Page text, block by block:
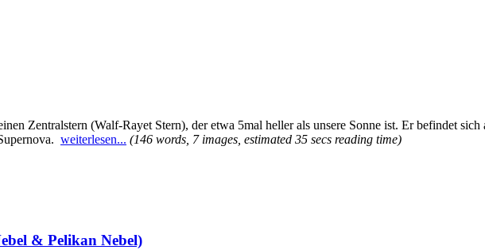
Zentralstern (Walf-Rayet Stern), der etwa 5mal heller als unsere Sonne ist. Er befindet
weiterlesen... (146 words, 7 images, estimated 35 secs reading time)
& Pelikan Nebel)